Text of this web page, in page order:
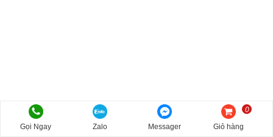
Gọi Ngay Zalo Messager Giỏ hàng
0